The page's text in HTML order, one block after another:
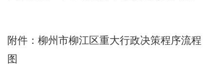
附件：柳州市柳江区重大行政决策程序流程
图